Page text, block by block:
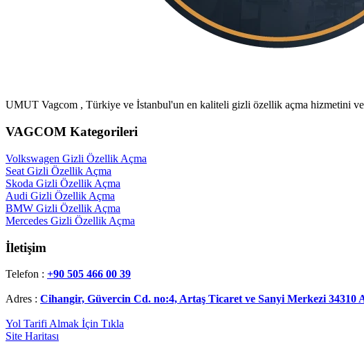
UMUT Vagcom , Türkiye ve İstanbul'un en kaliteli gizli özellik açma hizmetini
VAGCOM Kategorileri
Volkswagen Gizli Özellik Açma
Seat Gizli Özellik Açma
Skoda Gizli Özellik Açma
Audi Gizli Özellik Açma
BMW Gizli Özellik Açma
Mercedes Gizli Özellik Açma
İletişim
Telefon : +90 505 466 00 39
Adres : Cihangir, Güvercin Cd. no:4, Artaş Ticaret ve Sanyi Merkezi 34310
Yol Tarifi Almak İçin Tıkla
Site Haritası